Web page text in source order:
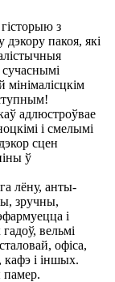
з
дэкору пакоя, які
адлюстроўвае
і смелымі
сцен
ў
лёну, анты-
зручны,
і
вельмі
офіса,
кафэ і іншых.
памер.